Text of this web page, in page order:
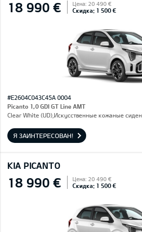
18 990 € Цена: 20 490 €
Скидка: 1 500 €
#E2604C043C45A 0004
Picanto 1,0 GDI GT Line AMT
Clear White (UD),Искусственные кожаные
Я ЗАИНТЕРЕСОВАН!
KIA PICANTO
18 990 € Цена: 20 490 €
Скидка: 1 500 €